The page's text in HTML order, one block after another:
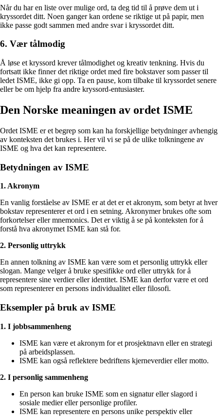
Når du har en liste over mulige ord, ta deg tid til å prøve dem ut i
kryssordet ditt. Noen ganger kan ordene se riktige ut på papir, men
ikke passe godt sammen med andre svar i kryssordet ditt.
6. Vær tålmodig
Å løse et kryssord krever tålmodighet og kreativ tenkning. Hvis du
fortsatt ikke finner det riktige ordet med fire bokstaver som passer til
ledet ISME, ikke gi opp. Ta en pause, kom tilbake til kryssordet senere
eller be om hjelp fra andre kryssord-entusiaster.
Den Norske meaningen av ordet ISME
Ordet ISME er et begrep som kan ha forskjellige betydninger avhengig
av konteksten det brukes i. Her vil vi se på de ulike tolkningene av
ISME og hva det kan representere.
Betydningen av ISME
1. Akronym
En vanlig forståelse av ISME er at det er et akronym, som betyr at hver
bokstav representerer et ord i en setning. Akronymer brukes ofte som
forkortelser eller mnemonics. Det er viktig å se på konteksten for å
forstå hva akronymet ISME kan stå for.
2. Personlig uttrykk
En annen tolkning av ISME kan være som et personlig uttrykk eller
slogan. Mange velger å bruke spesifikke ord eller uttrykk for å
representere sine verdier eller identitet. ISME kan derfor være et ord
som representerer en persons individualitet eller filosofi.
Eksempler på bruk av ISME
1. I jobbsammenheng
ISME kan være et akronym for et prosjektnavn eller en strategi
på arbeidsplassen.
ISME kan også reflektere bedriftens kjerneverdier eller motto.
2. I personlig sammenheng
En person kan bruke ISME som en signatur eller slagord i
sosiale medier eller personlige profiler.
ISME kan representere en persons unike perspektiv eller